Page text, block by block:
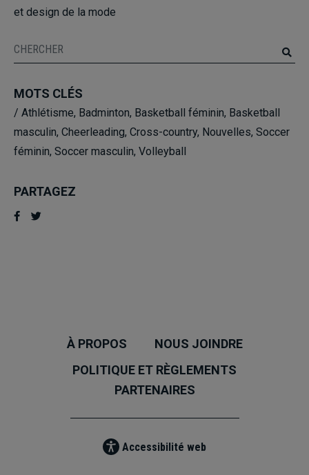
et design de la mode
MOTS CLÉS
/ Athlétisme, Badminton, Basketball féminin, Basketball
masculin, Cheerleading, Cross-country, Nouvelles, Soccer
féminin, Soccer masculin, Volleyball
PARTAGEZ
À PROPOS
NOUS JOINDRE
POLITIQUE ET RÈGLEMENTS
PARTENAIRES
Accessibilité web